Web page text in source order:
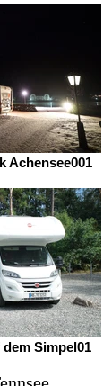
Achensee001
Simpel01